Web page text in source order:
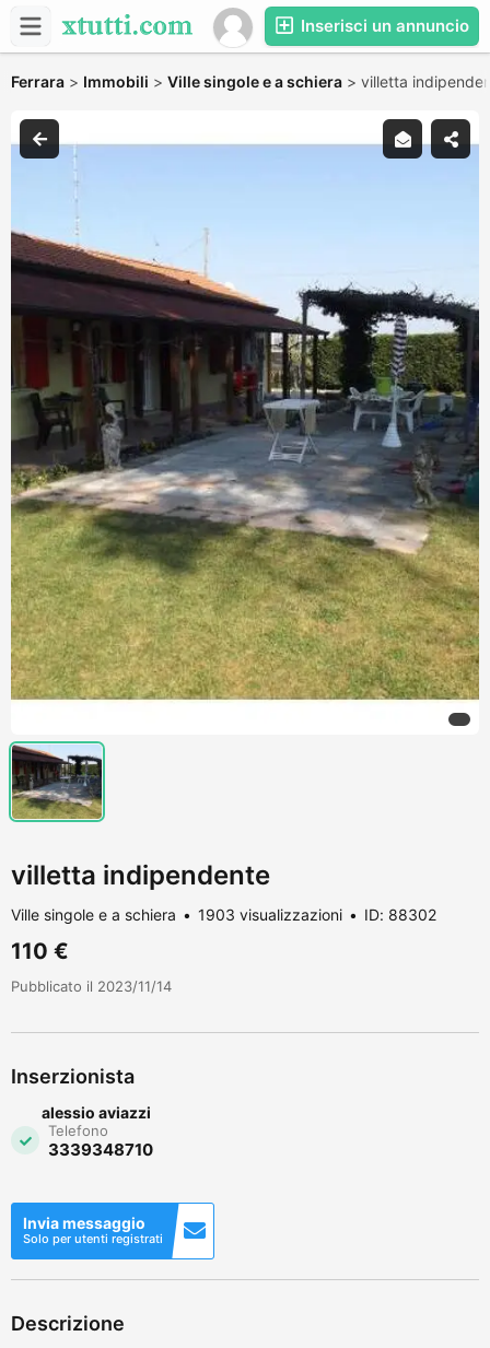
Inserisci un annuncio
Ferrara > Immobili > Ville singole e a schiera > villetta
villetta indipendente
Ville singole e a schiera 1903 visualizzazioni ID: 88302
110 €
Pubblicato il 2023/11/14
Inserzionista
alessio aviazzi
Telefono
3339348710
Invia messaggio
Solo per utenti registrati
Descrizione